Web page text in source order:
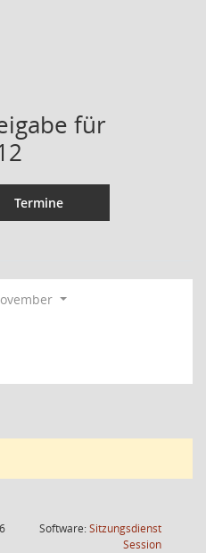
für
Termine
Software:Sitzungsdienst
Session(Wird in